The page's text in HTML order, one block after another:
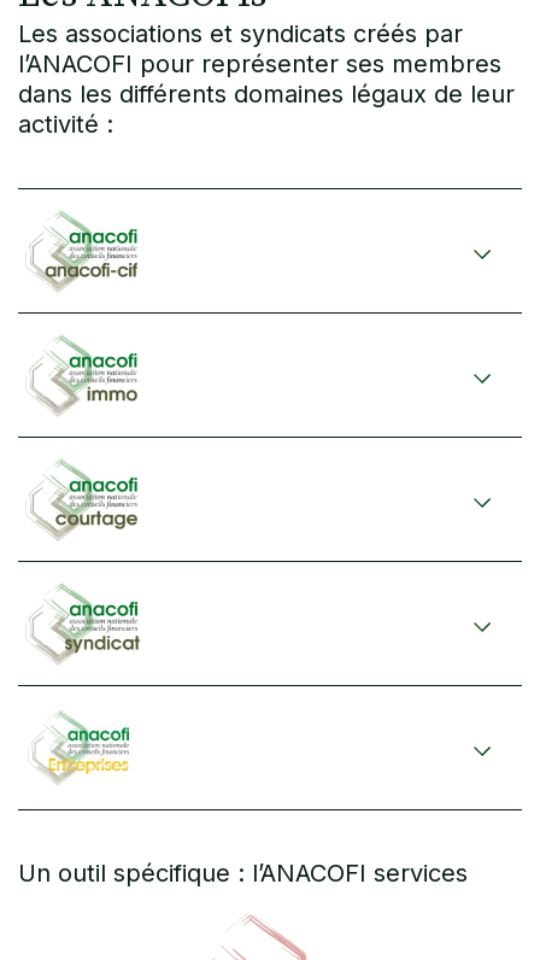
Les associations et syndicats créés par
l’ANACOFI pour représenter ses membres
dans les différents domaines légaux de leur
activité :
Un outil spécifique : l’ANACOFI services